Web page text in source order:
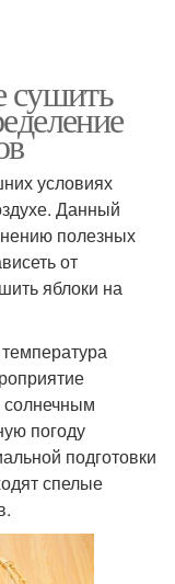
сушить
условиях
Данный
полезных
от
яблоки на
погоду
подготовки
спелые